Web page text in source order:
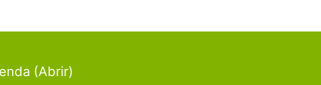
(Abrir)